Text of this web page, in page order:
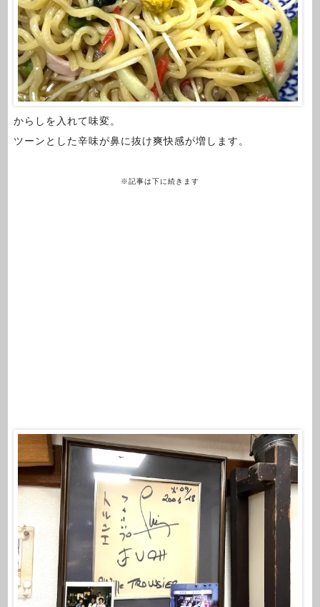
からしを入れて味変。
ツーンとした辛味が鼻に抜け爽快感が増します。
※記事は下に続きます